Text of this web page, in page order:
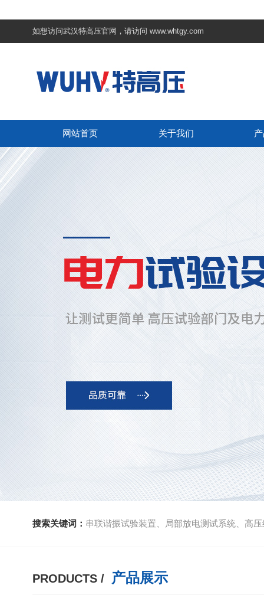
如想访问武汉特高压官网，请访问 www.whtgy.com
网站首页 关于我们
搜索关键词： 串联谐振试验装置、局部放电测试系统、高压
PRODUCTS / 产品展示